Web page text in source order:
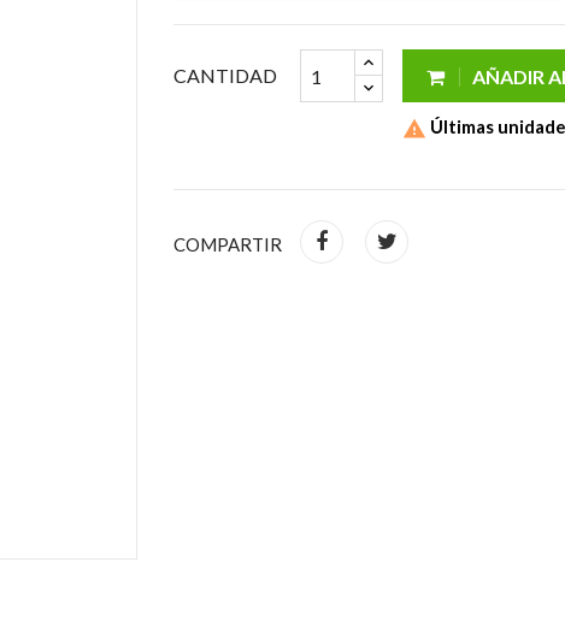
CANTIDAD AÑADIR
 Últimas
COMPARTIR